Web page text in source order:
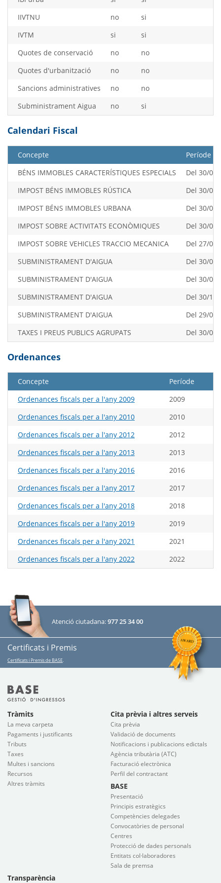
IIVTNU
no
si
IVTM
si
si
Quotes de conservació
no
no
Quotes d'urbanització
no
no
Sancions administratives
no
no
Subministrament Aigua
no si
Calendari Fiscal
Concepte
Període
BÉNS IMMOBLES CARACTERÍSTIQUES ESPECIALS
Del 30/
IMPOST BÉNS IMMOBLES RÚSTICA
Del 30/
IMPOST BÉNS IMMOBLES URBANA
Del 30/
IMPOST SOBRE ACTIVITATS ECONÒMIQUES
Del 30/
IMPOST SOBRE VEHICLES TRACCIO MECANICA
Del 27/
SUBMINISTRAMENT D'AIGUA
Del 30/
SUBMINISTRAMENT D'AIGUA
Del 30/
SUBMINISTRAMENT D'AIGUA
Del 30/
SUBMINISTRAMENT D'AIGUA
Del 29/
TAXES I PREUS PUBLICS AGRUPATS
Del 30/
Ordenances
Concepte
Període
Ordenances fiscals per a l'any 2009
2009
Ordenances fiscals per a l'any 2010
2010
Ordenances fiscals per a l'any 2012
2012
Ordenances fiscals per a l'any 2013
2013
Ordenances fiscals per a l'any 2016
2016
Ordenances fiscals per a l'any 2017
2017
Ordenances fiscals per a l'any 2018
2018
Ordenances fiscals per a l'any 2019
2019
Ordenances fiscals per a l'any 2021
2021
Ordenances fiscals per a l'any 2022
2022
Atenció ciutadana:977 25 34 00
Certificats i Premis
Certificats i Premis de BASE
Tràmits
La meva carpeta
Pagaments i justificants
Tributs
Taxes
Multes i sancions
Recursos
Altres tràmits
Cita prèvia i altres serveis
Cita prèvia
Validació de documents
Notificacions i publicacions edictals
Agència tributària (ATC)
Facturació electrònica
Perfil del contractant
BASE
Presentació
Principis estratègics
Competències delegades
Convocatòries de personal
Centres
Protecció de dades personals
Entitats col·laboradores
Sala de premsa
Transparència